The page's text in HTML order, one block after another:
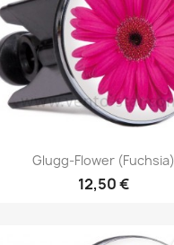
Glugg-Flower (fuchsia)
12,50 €